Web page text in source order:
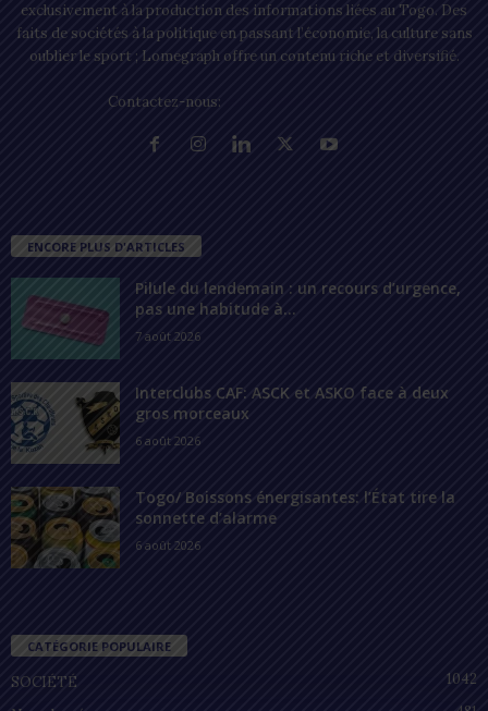
exclusivement à la production des informations liées au Togo. Des
faits de sociétés à la politique en passant l’économie, la culture sans
oublier le sport ; Lomegraph offre un contenu riche et diversifié.
Contactez-nous:
ENCORE PLUS D'ARTICLES
Pilule du lendemain : un recours d’urgence,
pas une habitude à...
7 août 2026
Interclubs CAF: ASCK et ASKO face à deux
gros morceaux
6 août 2026
Togo/ Boissons énergisantes: l’État tire la
sonnette d’alarme
6 août 2026
CATÉGORIE POPULAIRE
SOCIÉTÉ
1042